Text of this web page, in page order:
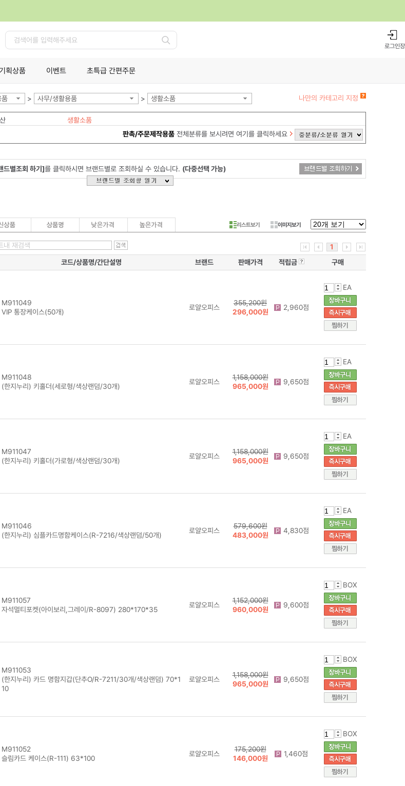
검
로그인
획상품 이벤트 초특급 간편주문
> 사무/생활용품 > 생활소품 나만의 카테고리 지정
생활소품
판촉/주문제작용품전체분류를 보시려면 여기를 클릭하세요
드별조회 하기]를 클릭하시면 브랜드별로 조회하실 수 있습니다. (다중선택 가능)
리스트보기 이미지보기
1
코드/상품명/간단설명 브랜드 판매가격 적립금 구매
M911049
VIP 통장케이스(50개)
로얄오피스
355,200원
296,000원
2,960점
EA
M911048
(한지누리) 키홀더(세로형/색상랜덤/30개)
로얄오피스
1,158,000원
965,000원
9,650점
EA
M911047
(한지누리) 키홀더(가로형/색상랜덤/30개)
로얄오피스
1,158,000원
965,000원
9,650점
EA
M911046
(한지누리) 심플카드명함케이스(R-7216/색상랜덤/50개)
로얄오피스
579,600원
483,000원
4,830점
EA
M911057
자석멀티포켓(아이보리,그레이/R-8097) 280*170*35
로얄오피스
1,152,000원
960,000원
9,600점
BOX
M911053
(한지누리) 카드 명함지갑(단추O/R-7211/30개/색상랜덤) 70*1
10
로얄오피스
1,158,000원
965,000원
9,650점
BOX
M911052
슬림카드 케이스(R-111) 63*100
로얄오피스
175,200원
146,000원
1,460점
BOX